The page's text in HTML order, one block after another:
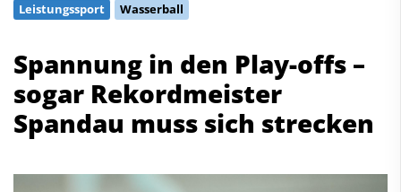
Leistungssport Wasserball
Spannung in den Play-offs –
sogar Rekordmeister
Spandau muss sich strecken
Freiwasserschwimmen
Wasserball
Synchronschwimmen
Masterssport
Deutscher Schwimm-Verband e.V.